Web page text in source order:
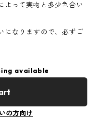
よって実物と多少色合い
になりますので、必ずご
available
の方向け